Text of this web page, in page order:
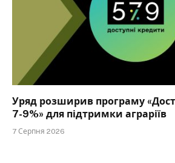
Уряд розширив програму
7-9%» для підтримки аграріїв
7 Серпня 2026